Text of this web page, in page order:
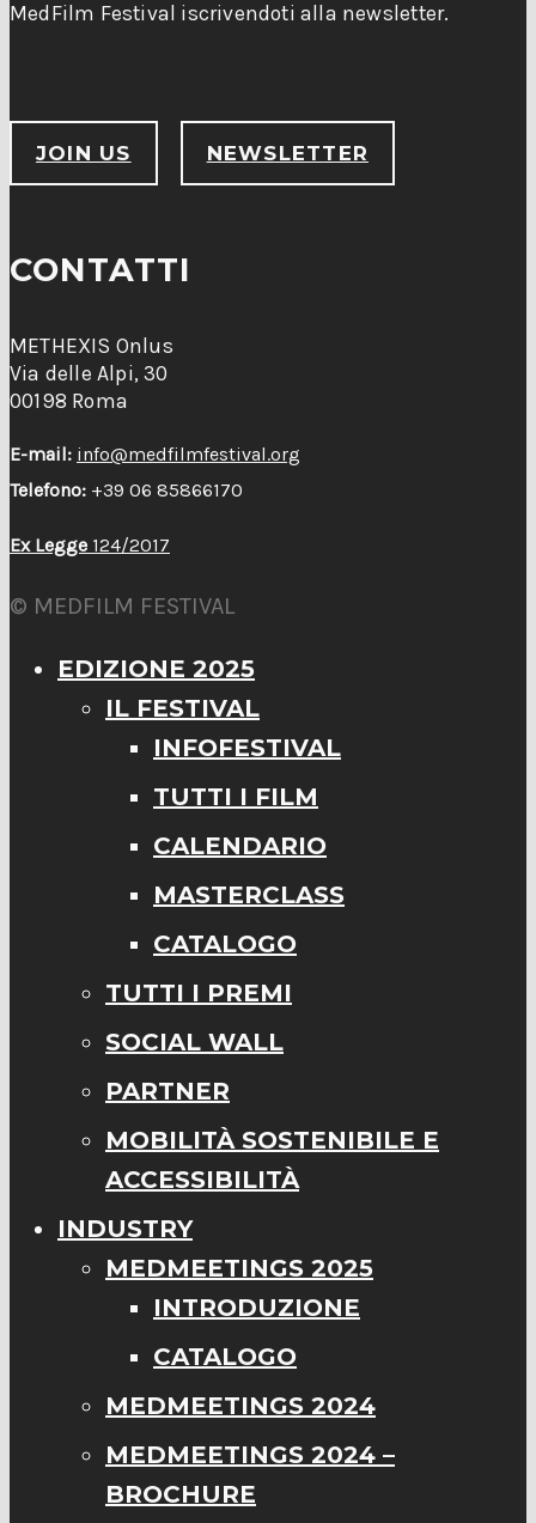
MedFilm Festival iscrivendoti alla newsletter.
JOIN US NEWSLETTER
CONTATTI
METHEXIS Onlus
Via delle Alpi, 30
00198 Roma
E-mail: info@medfilmfestival.org
Telefono: +39 06 85866170
Ex Legge 124/2017
© MEDFILM FESTIVAL
EDIZIONE 2025
IL FESTIVAL
INFOFESTIVAL
TUTTI I FILM
CALENDARIO
MASTERCLASS
CATALOGO
TUTTI I PREMI
SOCIAL WALL
PARTNER
MOBILITÀ SOSTENIBILE E
ACCESSIBILITÀ
INDUSTRY
MEDMEETINGS 2025
INTRODUZIONE
CATALOGO
MEDMEETINGS 2024
MEDMEETINGS 2024 –
BROCHURE